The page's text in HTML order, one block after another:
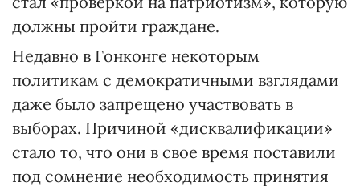
должны пройти граждане.
Недавно в Гонконге некоторым
политикам с демократичными взглядами
даже было запрещено участвовать в
выборах. Причиной «дисквалификации»
стало то, что они в свое время поставили
под сомнение необходимость принятия